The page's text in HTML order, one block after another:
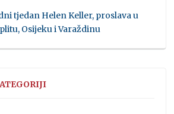
tjedan Helen Keller, proslava u
Osijeku i Varaždinu